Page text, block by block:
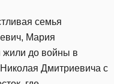
семья
Мария
жили до войны в
Дмитриевича с